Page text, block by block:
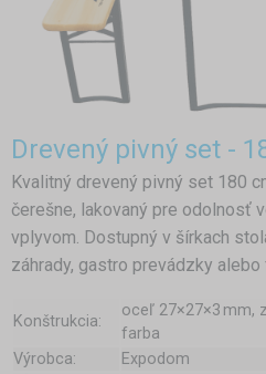
Drevený pivný set -
Kvalitný drevený pivný set 180
čerešne, lakovaný pre odolnosť
vplyvom. Dostupný v šírkach
záhrady, gastro prevádzky alebo
Konštrukcia:
oceľ 27×27×3 mm,
farba
Výrobca:
Expodom